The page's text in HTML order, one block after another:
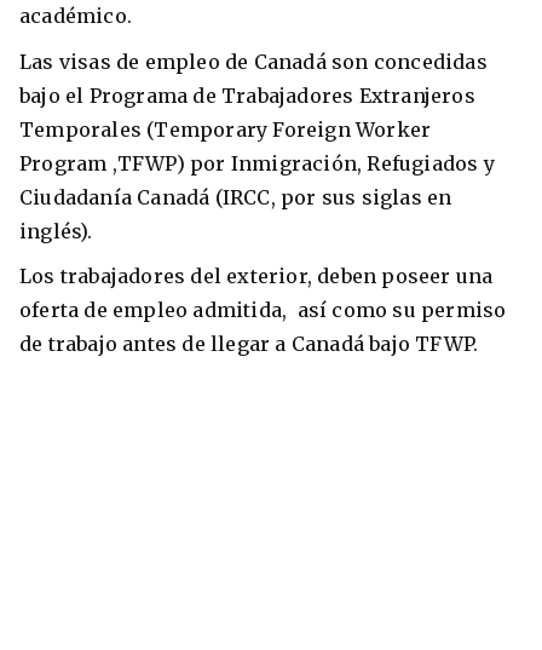
académico.
Las visas de empleo de Canadá son concedidas
bajo el Programa de Trabajadores Extranjeros
Temporales (Temporary Foreign Worker
Program ,TFWP) por Inmigración, Refugiados y
Ciudadanía Canadá (IRCC, por sus siglas en
inglés).
Los trabajadores del exterior, deben poseer una
oferta de empleo admitida, así como su permiso
de trabajo antes de llegar a Canadá bajo TFWP.